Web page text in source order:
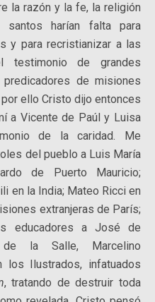
la razón y la fe, la religión
santos harían falta para
y para recristianizar a las
testimonio de grandes
de misiones
ello Cristo dijo entonces
a Vicente de Paúl y Luisa
de la caridad. Me
del pueblo a Luis María
de Puerto Mauricio;
en la India; Mateo Ricci en
extranjeras de París;
educadores a José de
de la Salle, Marcelino
los Ilustrados, infatuados
, tratando de destruir toda